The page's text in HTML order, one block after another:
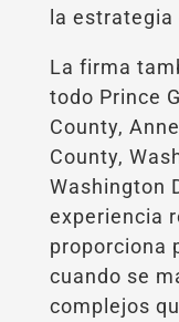
la estrategia
La firma
todo Prince
County,
County,
Washington
experiencia
proporciona
cuando se
complejos